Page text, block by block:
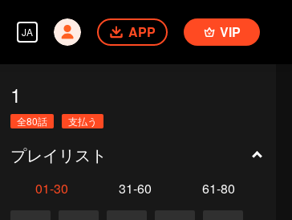
JA APP VIP
1
全80話 支払う
プレイリスト
01-30 31-60 61-80